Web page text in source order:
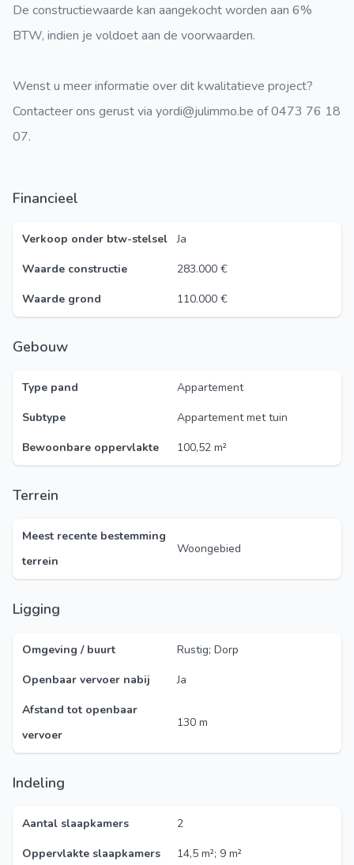
De constructiewaarde kan aangekocht worden aan 6%
BTW, indien je voldoet aan de voorwaarden.
Wenst u meer informatie over dit kwalitatieve project?
Contacteer ons gerust via yordi@julimmo.be of 0473 76 18
07.
Financieel
Verkoop onder btw-stelsel
Ja
Waarde constructie
283.000 €
Waarde grond
110.000 €
Gebouw
Type pand
Appartement
Subtype
Appartement met tuin
Bewoonbare oppervlakte
100,52 m²
Terrein
Meest recente bestemming
terrein
Woongebied
Ligging
Omgeving / buurt
Rustig; Dorp
Openbaar vervoer nabij
Ja
Afstand tot openbaar
vervoer
130 m
Indeling
Aantal slaapkamers
2
Oppervlakte slaapkamers
14,5 m²; 9 m²